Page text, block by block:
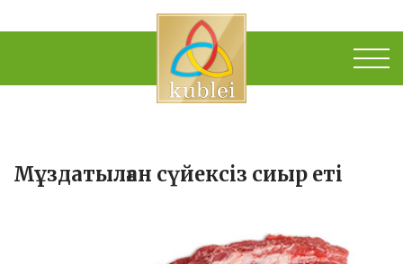
Мұздатылған сүйексіз сиыр еті